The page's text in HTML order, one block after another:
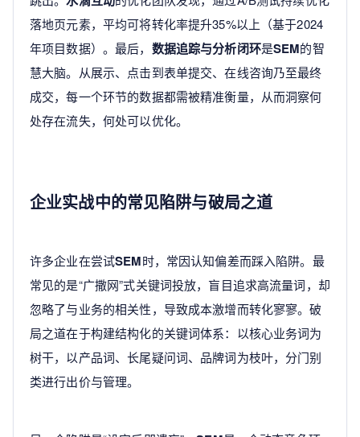
落地页元素，平均可将转化率提升35%以上（基于2024
年项目数据）。最后， 数据追踪与分析闭环是SEM的智
慧大脑。从展示、点击到表单提交、在线咨询乃至最终
成交，每一个环节的数据都需被精准衡量，从而洞察何
处存在流失，何处可以优化。
企业实战中的常见陷阱与破局之道
许多企业在尝试SEM时，常因认知偏差而踩入陷阱。最
常见的是“广撒网”式关键词投放，盲目追求高流量词，却
忽略了与业务的相关性，导致成本激增而转化寥寥。破
局之道在于构建结构化的关键词体系：以核心业务词为
树干，以产品词、长尾疑问词、品牌词为枝叶，分门别
类进行出价与管理。